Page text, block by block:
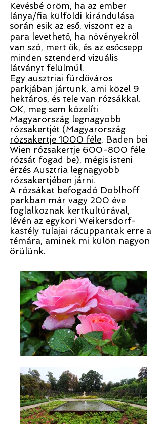
Kevésbé öröm, ha az ember
lánya/fia külföldi kirándulása
során esik az eső, viszont ez a
para levethető, ha növényekről
van szó, mert ők, és az esőcsepp
minden sztenderd vizuális
látványt felülmúl.
Egy ausztriai fürdőváros
parkjában jártunk, ami közel 9
hektáros, és tele van rózsákkal.
OK, meg sem közelíti
Magyarország legnagyobb
rózsakertjét (Magyarország
rózsakertje 1000 féle, Baden bei
Wien rózsakertje 600-800 féle
rózsát fogad be), mégis isteni
érzés Ausztria legnagyobb
rózsakertjében járni.
A rózsákat befogadó Doblhoff
parkban már vagy 200 éve
foglalkoznak kertkultúrával,
lévén az egykori Weikersdorf-
kastély tulajai rácuppantak erre a
témára, aminek mi külön nagyon
örülünk.